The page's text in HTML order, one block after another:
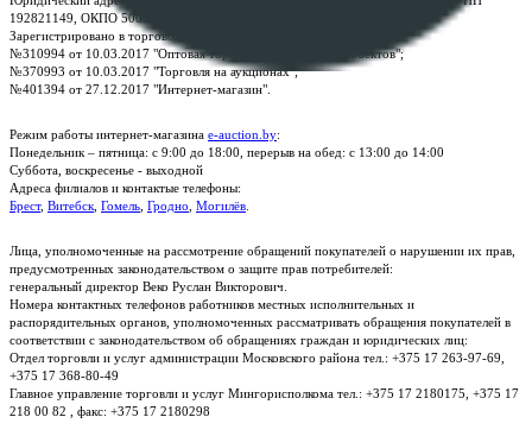
192821149, ОКПО 500111895000
Зарегистрировано в торговом реестре Республики Беларусь:
№310994 от 10.03.2017 "Оптовая торговля без торговых объектов";
№370993 от 10.03.2017 "Торговля на аукционах";
№401394 от 27.12.2017 "Интернет-магазин".
Режим работы интернет-магазина e-auction.by:
Понедельник – пятница: с 9:00 до 18:00, перерыв на обед: с 13:00 до 14:00
Суббота, воскресенье - выходной
Адреса филиалов и контактые телефоны:
Брест, Витебск Гомель Гродно Могилёв
Лица, уполномоченные на рассмотрение обращений покупателей о нарушении их прав,
предусмотренных законодательством о защите прав потребителей:
генеральный директор Веко Руслан Викторович.
Номера контактных телефонов работников местных исполнительных и
распорядительных органов, уполномоченных рассматривать обращения покупателей в
соответствии с законодательством об обращениях граждан и юридических лиц:
Отдел торговли и услуг администрации Московского района тел.: +375 17 263-97-69,
+375 17 368-80-49
Главное управление торговли и услуг Мингорисполкома тел.: +375 17 2180175, +375 17
218 00 82 , факс: +375 17 2180298